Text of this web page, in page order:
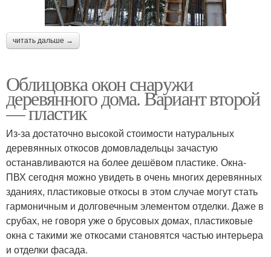
читать дальше →
Облицовка окон снаружи
деревянного дома. Вариант второй
— пластик
Из-за достаточно высокой стоимости натуральных
деревянных откосов домовладельцы зачастую
останавливаются на более дешёвом пластике. Окна-
ПВХ сегодня можно увидеть в очень многих деревянных
зданиях, пластиковые откосы в этом случае могут стать
гармоничным и долговечным элементом отделки. Даже в
срубах, не говоря уже о брусовых домах, пластиковые
окна с такими же откосами становятся частью интерьера
и отделки фасада.